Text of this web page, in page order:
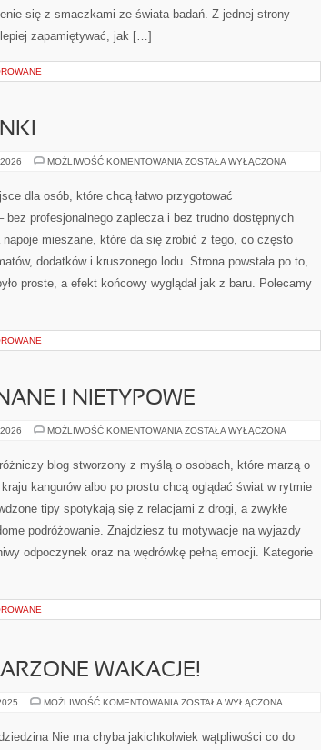
się z smaczkami ze świata badań. Z jednej strony
zapamiętywać, jak […]
MOŻLIWOŚĆ KOMENTOWANIA PRZEPISY
ZOSTAŁA WYŁĄCZONA
dla osób, które chcą łatwo przygotować
bez profesjonalnego zaplecza i bez trudno dostępnych
napoje mieszane, które da się zrobić z tego, co często
dodatków i kruszonego lodu. Strona powstała po to,
proste, a efekt końcowy wyglądał jak z baru. Polecamy
I NIETYPOWE
MOŻLIWOŚĆ KOMENTOWANIA MIEJSCA
NIETYPOWE
ZOSTAŁA WYŁĄCZONA
blog stworzony z myślą o osobach, które marzą o
kangurów albo po prostu chcą oglądać świat w rytmie
tipy spotykają się z relacjami z drogi, a zwykłe
podróżowanie. Znajdziesz tu motywacje na wyjazdy
odpoczynek oraz na wędrówkę pełną emocji. Kategorie
WAKACJE!
MOŻLIWOŚĆ KOMENTOWANIA WYJEDŹ
WAKACJE!
ZOSTAŁA WYŁĄCZONA
Nie ma chyba jakichkolwiek wątpliwości co do